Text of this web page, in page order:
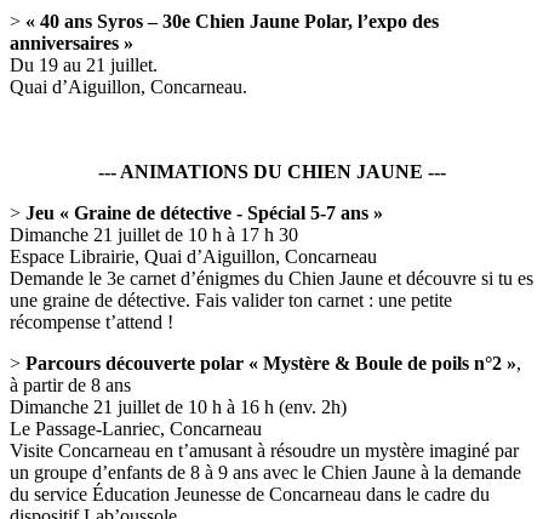
> « 40 ans Syros – 30e Chien Jaune Polar, l’expo des
anniversaires »
Du 19 au 21 juillet.
Quai d’Aiguillon, Concarneau.
--- ANIMATIONS DU CHIEN JAUNE ---
> Jeu « Graine de détective - Spécial 5-7 ans »
Dimanche 21 juillet de 10 h à 17 h 30
Espace Librairie, Quai d’Aiguillon, Concarneau
Demande le 3e carnet d’énigmes du Chien Jaune et découvre si tu es
une graine de détective. Fais valider ton carnet : une petite
récompense t’attend !
> Parcours découverte polar « Mystère & Boule de poils n°2 »,
à partir de 8 ans
Dimanche 21 juillet de 10 h à 16 h (env. 2h)
Le Passage-Lanriec, Concarneau
Visite Concarneau en t’amusant à résoudre un mystère imaginé par
un groupe d’enfants de 8 à 9 ans avec le Chien Jaune à la demande
du service Éducation Jeunesse de Concarneau dans le cadre du